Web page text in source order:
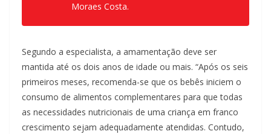
Moraes Costa.
Segundo a especialista, a amamentação deve ser
mantida até os dois anos de idade ou mais. “Após os seis
primeiros meses, recomenda-se que os bebês iniciem o
consumo de alimentos complementares para que todas
as necessidades nutricionais de uma criança em franco
crescimento sejam adequadamente atendidas. Contudo,